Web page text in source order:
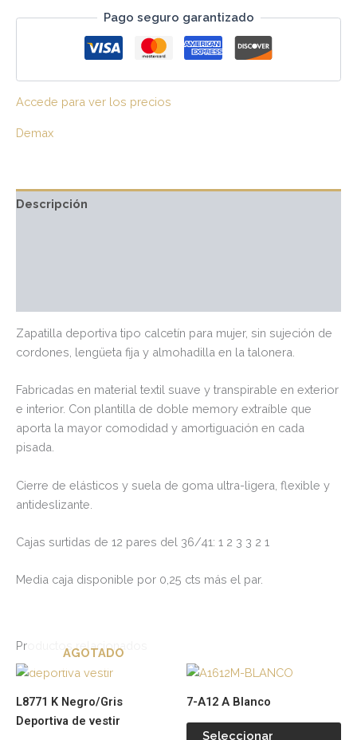
Pago seguro garantizado
Accede para ver los precios
Demax
Descripción
Zapatilla deportiva tipo calcetín para mujer, sin sujeción de
cordones, lengüeta fija y almohadilla en la talonera.
Fabricadas en material textil suave y transpirable en exterior
e interior. Con plantilla de doble memory extraíble que
aporta la mayor comodidad y amortiguación en cada
pisada.
Cierre de elásticos y suela de goma ultra-ligera, flexible y
antideslizante.
Cajas surtidas de 12 pares del 36/41: 1 2 3 3 2 1
Media caja disponible por 0,25 cts más el par.
Productos relacionados
AGOTADO
L8771 K Negro/Gris
Deportiva de vestir
Este
tiene
múltiples
7-A12 A Blanco
Seleccionar